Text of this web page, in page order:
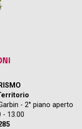
- 2° piano aperto
- 13.00